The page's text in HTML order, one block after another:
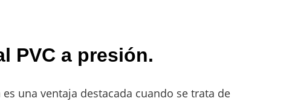
PVC a presión.
una ventaja destacada cuando se trata de